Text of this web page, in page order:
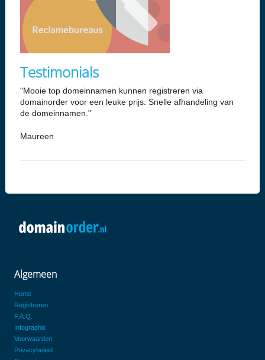
Testimonials
"Mooie top domeinnamen kunnen registreren via
domainorder voor een leuke prijs. Snelle afhandeling van
de domeinnamen."
Maureen
Algemeen
Home
Registreren
F.A.Q.
Infographic
Voorwaarden
Privacybeleid